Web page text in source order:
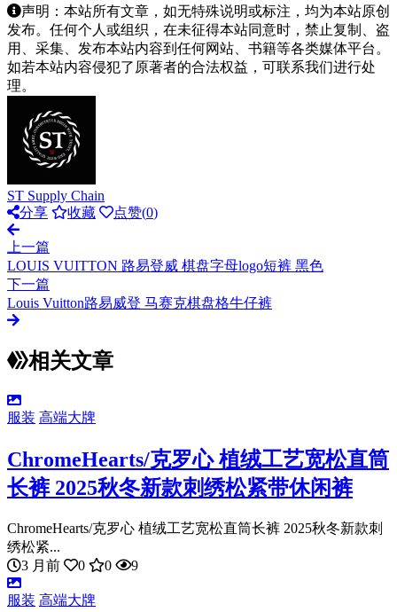
声明：本站所有文章，如无特殊说明或标注，均为本站原创
发布。任何个人或组织，在未征得本站同意时，禁止复制、盗
用、采集、发布本站内容到任何网站、书籍等各类媒体平台。
如若本站内容侵犯了原著者的合法权益，可联系我们进行处
理。
ST Supply Chain
分享
收藏 点赞(0)
上一篇
LOUIS VUITTON 路易登威 棋盘字母logo短裤 黑色
下一篇
Louis Vuitton路易威登 马赛克棋盘格牛仔裤
相关文章
服装 高端大牌
ChromeHearts/克罗心 植绒工艺宽松直筒
长裤 2025秋冬新款刺绣松紧带休闲裤
ChromeHearts/克罗心 植绒工艺宽松直筒长裤 2025秋冬新款刺
绣松紧...
3 月前
0 0 9
服装 高端大牌